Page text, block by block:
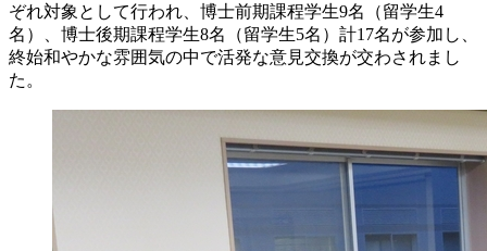
ぞれ対象として行われ、博士前期課程学生9名（留学生4
名）、博士後期課程学生8名（留学生5名）計17名が参加し、
終始和やかな雰囲気の中で活発な意見交換が交わされまし
た。